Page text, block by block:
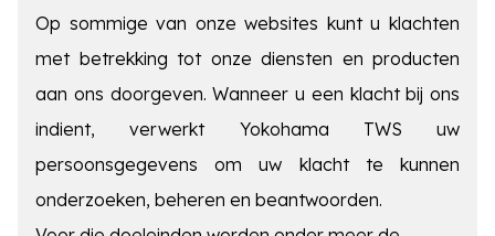
Op sommige van onze websites kunt u klachten
met betrekking tot onze diensten en producten
aan ons doorgeven. Wanneer u een klacht bij ons
indient, verwerkt Yokohama TWS uw
persoonsgegevens om uw klacht te kunnen
onderzoeken, beheren en beantwoorden.